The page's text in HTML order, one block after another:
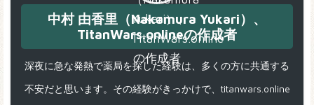
中村 由香里（Nakamura Yukari）、
TitanWars.onlineの作成者
深夜に急な発熱で薬局を探した経験は、多くの方に共通する
不安だと思います。その経験がきっかけで、titanwars.online